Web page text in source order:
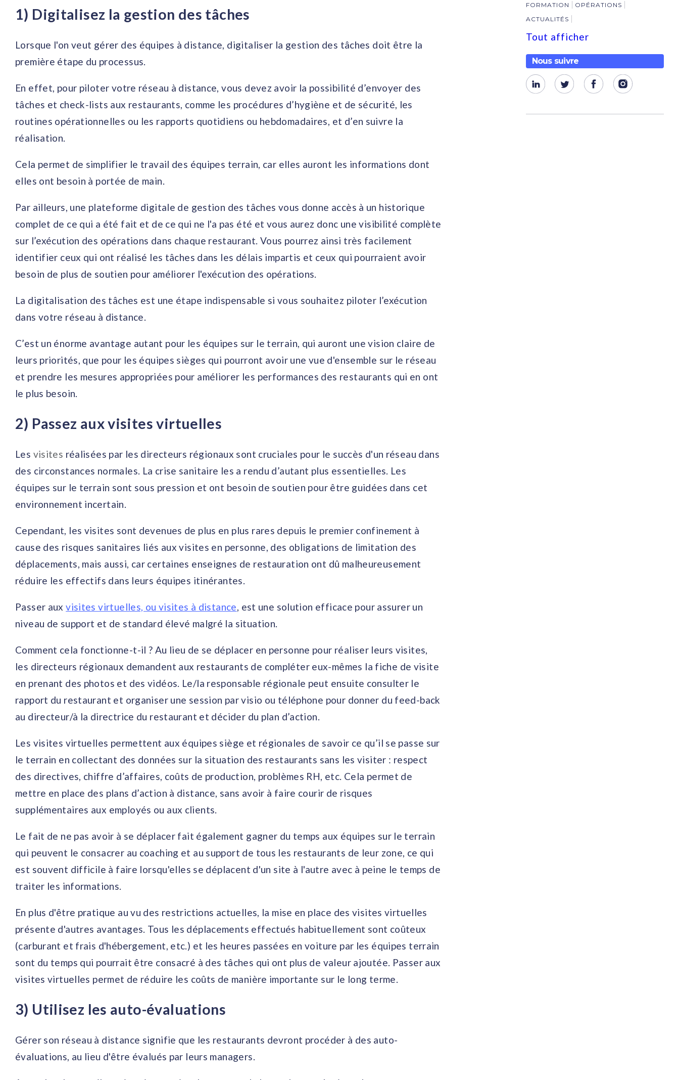
1) Digitalisez la gestion des tâches
Lorsque l'on veut gérer des équipes à distance, digitaliser la gestion des tâches doit être la
première étape du processus.
En effet, pour piloter votre réseau à distance, vous devez avoir la possibilité d’envoyer des
tâches et check-lists aux restaurants, comme les procédures d’hygiène et de sécurité, les
routines opérationnelles ou les rapports quotidiens ou hebdomadaires, et d’en suivre la
réalisation.
Cela permet de simplifier le travail des équipes terrain, car elles auront les informations dont
elles ont besoin à portée de main.
Par ailleurs, une plateforme digitale de gestion des tâches vous donne accès à un historique
complet de ce qui a été fait et de ce qui ne l'a pas été et vous aurez donc une visibilité complète
sur l’exécution des opérations dans chaque restaurant. Vous pourrez ainsi très facilement
identifier ceux qui ont réalisé les tâches dans les délais impartis et ceux qui pourraient avoir
besoin de plus de soutien pour améliorer l'exécution des opérations.
La digitalisation des tâches est une étape indispensable si vous souhaitez piloter l’exécution
dans votre réseau à distance.
C’est un énorme avantage autant pour les équipes sur le terrain, qui auront une vision claire de
leurs priorités, que pour les équipes sièges qui pourront avoir une vue d'ensemble sur le réseau
et prendre les mesures appropriées pour améliorer les performances des restaurants qui en ont
le plus besoin.
2) Passez aux visites virtuelles
Les visites réalisées par les directeurs régionaux sont cruciales pour le succès d'un réseau dans
des circonstances normales. La crise sanitaire les a rendu d’autant plus essentielles. Les
équipes sur le terrain sont sous pression et ont besoin de soutien pour être guidées dans cet
environnement incertain.
Cependant, les visites sont devenues de plus en plus rares depuis le premier confinement à
cause des risques sanitaires liés aux visites en personne, des obligations de limitation des
déplacements, mais aussi, car certaines enseignes de restauration ont dû malheureusement
réduire les effectifs dans leurs équipes itinérantes.
Passer auxvisites virtuelles, ou visites à distance, est une solution efficace pour assurer un
niveau de support et de standard élevé malgré la situation.
Comment cela fonctionne-t-il ? Au lieu de se déplacer en personne pour réaliser leurs visites,
les directeurs régionaux demandent aux restaurants de compléter eux-mêmes la fiche de visite
en prenant des photos et des vidéos. Le/la responsable régionale peut ensuite consulter le
rapport du restaurant et organiser une session par visio ou téléphone pour donner du feed-back
au directeur/à la directrice du restaurant et décider du plan d’action.
Les visites virtuelles permettent aux équipes siège et régionales de savoir ce qu’il se passe sur
le terrain en collectant des données sur la situation des restaurants sans les visiter : respect
des directives, chiffre d’affaires, coûts de production, problèmes RH, etc. Cela permet de
mettre en place des plans d’action à distance, sans avoir à faire courir de risques
supplémentaires aux employés ou aux clients.
Le fait de ne pas avoir à se déplacer fait également gagner du temps aux équipes sur le terrain
qui peuvent le consacrer au coaching et au support de tous les restaurants de leur zone, ce qui
est souvent difficile à faire lorsqu'elles se déplacent d'un site à l'autre avec à peine le temps de
traiter les informations.
En plus d'être pratique au vu des restrictions actuelles, la mise en place des visites virtuelles
présente d'autres avantages. Tous les déplacements effectués habituellement sont coûteux
(carburant et frais d'hébergement, etc.) et les heures passées en voiture par les équipes terrain
sont du temps qui pourrait être consacré à des tâches qui ont plus de valeur ajoutée. Passer aux
visites virtuelles permet de réduire les coûts de manière importante sur le long terme.
3) Utilisez les auto-évaluations
Gérer son réseau à distance signifie que les restaurants devront procéder à des auto-
évaluations, au lieu d'être évalués par leurs managers.
FORMATION
OPÉRATIONS
ACTUALITÉS
Tout afficher
Nous suivre